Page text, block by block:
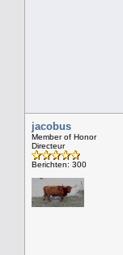
jacobus
Member of Honor
Directeur
Berichten: 300